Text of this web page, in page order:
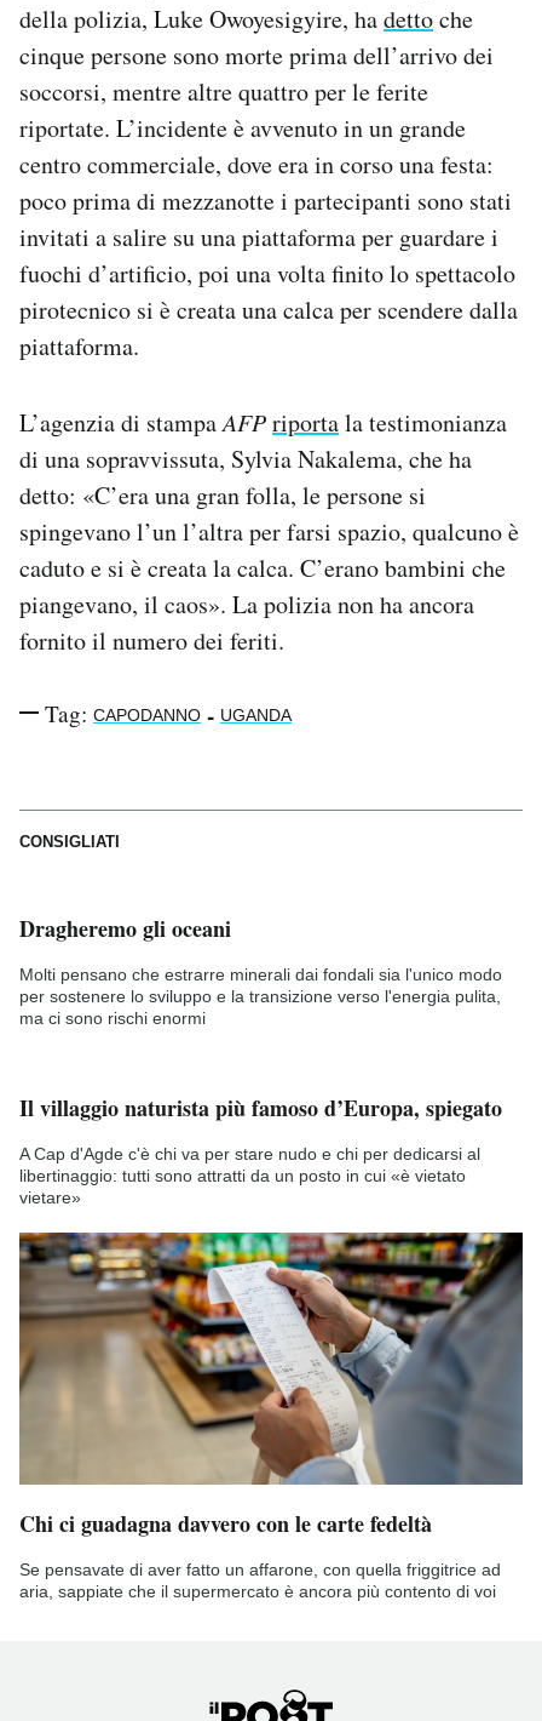
Area Personale
Regala il Post
Hai bisogno di aiuto?
Esci
della polizia, Luke Owoyesigyire, hadettoche
cinque persone sono morte prima dell’arrivo dei
soccorsi, mentre altre quattro per le ferite
riportate. L’incidente è avvenuto in un grande
centro commerciale, dove era in corso una festa:
poco prima di mezzanotte i partecipanti sono stati
invitati a salire su una piattaforma per guardare i
fuochi d’artificio, poi una volta finito lo spettacolo
pirotecnico si è creata una calca per scendere dalla
piattaforma.
L’agenzia di stampaAFPriportala testimonianza
di una sopravvissuta, Sylvia Nakalema, che ha
detto: «C’era una gran folla, le persone si
spingevano l’un l’altra per farsi spazio, qualcuno è
caduto e si è creata la calca. C’erano bambini che
piangevano, il caos». La polizia non ha ancora
fornito il numero dei feriti.
Tag: CAPODANNO - UGANDA
CONSIGLIATI
Dragheremo gli oceani
Molti pensano che estrarre minerali dai fondali sia l'unico modo
per sostenere lo sviluppo e la transizione verso l'energia pulita,
ma ci sono rischi enormi
Il villaggio naturista più famoso d’Europa, spiegato
A Cap d'Agde c'è chi va per stare nudo e chi per dedicarsi al
libertinaggio: tutti sono attratti da un posto in cui «è vietato
vietare»
Chi ci guadagna davvero con le carte fedeltà
Se pensavate di aver fatto un affarone, con quella friggitrice ad
aria, sappiate che il supermercato è ancora più contento di voi